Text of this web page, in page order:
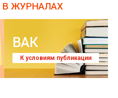
В ЖУРНАЛАХ
ВАК
К условиям публикации